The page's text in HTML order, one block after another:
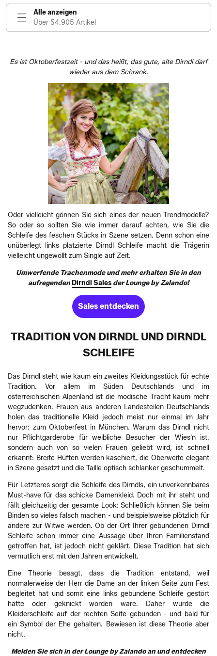
Alle anzeigen
Über 54.905 Artikel
Es ist Oktoberfestzeit - und das heißt, das gute, alte Dirndl darf
wieder aus dem Schrank.
Oder vielleicht gönnen Sie sich eines der neuen Trendmodelle?
So oder so sollten Sie wie immer darauf achten, wie Sie die
Schleife des feschen Stücks in Szene setzen. Denn schon eine
unüberlegt links platzierte Dirndl Schleife macht die Trägerin
vielleicht ungewollt zum Single auf Zeit.
Umwerfende Trachenmode und mehr erhalten Sie in den
aufregenden Dirndl Sales der Lounge by Zalando!
Sales entdecken
TRADITION VON DIRNDL UND DIRNDL
SCHLEIFE
Das Dirndl steht wie kaum ein zweites Kleidungsstück für echte
Tradition. Vor allem im Süden Deutschlands und im
österreichischen Alpenland ist die modische Tracht kaum mehr
wegzudenken. Frauen aus anderen Landesteilen Deutschlands
holen das traditionelle Kleid jedoch meist nur einmal im Jahr
hervor: zum Oktoberfest in München. Warum das Dirndl nicht
nur Pflichtgarderobe für weibliche Besucher der Wies'n ist,
sondern auch von so vielen Frauen geliebt wird, ist schnell
erkannt: Breite Hüften werden kaschiert, die Oberweite elegant
in Szene gesetzt und die Taille optisch schlanker geschummelt.
Für Letzteres sorgt die Schleife des Dirndls, ein unverkennbares
Must-have für das schicke Damenkleid. Doch mit ihr steht und
fällt gleichzeitig der gesamte Look: Schließlich können Sie beim
Binden so vieles falsch machen - und beispielsweise plötzlich für
andere zur Witwe werden. Ob der Ort Ihrer gebundenen Dirndl
Schleife schon immer eine Aussage über Ihren Familienstand
getroffen hat, ist jedoch nicht geklärt. Diese Tradition hat sich
vermutlich erst mit den Jahren entwickelt.
Eine Theorie besagt, dass die Tradition entstand, weil
normalerweise der Herr die Dame an der linken Seite zum Fest
begleitet hat und somit eine links gebundene Schleife gestört
hätte oder geknickt worden wäre. Daher wurde die
Kleiderschleife auf der rechten Seite gebunden - und bald für
ein Symbol der Ehe gehalten. Bewiesen ist diese Theorie aber
nicht.
Melden Sie sich in der Lounge by Zalando an und entdecken